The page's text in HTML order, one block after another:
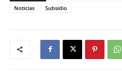
Noticias
Subsidio